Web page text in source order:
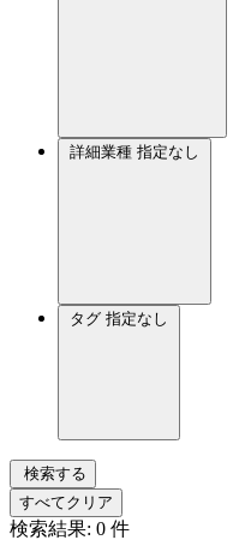
詳細業種 指定なし
タグ 指定なし
検索する
すべてクリア
検索結果: 0 件